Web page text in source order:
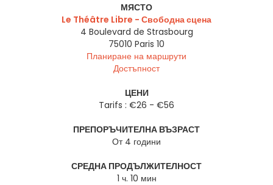
МЯСТО
Le Théâtre Libre - Свободна сцена
4 Boulevard de Strasbourg
75010 Paris 10
Планиране на маршрути
Достъпност
ЦЕНИ
Tarifs : €26 - €56
ПРЕПОРЪЧИТЕЛНА ВЪЗРАСТ
От 4 години
СРЕДНА ПРОДЪЛЖИТЕЛНОСТ
1 ч. 10 мин